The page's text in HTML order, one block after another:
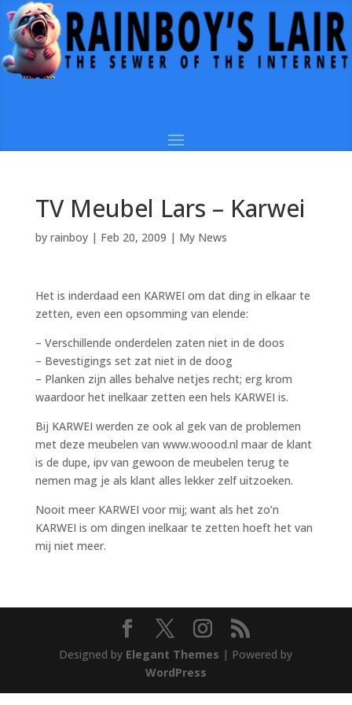
TV Meubel Lars – Karwei
by rainboy| Feb 20, 2009 | My News
Het is inderdaad een KARWEI om dat ding in elkaar te
zetten, even een opsomming van elende:
– Verschillende onderdelen zaten niet in de doos
– Bevestigings set zat niet in de doog
– Planken zijn alles behalve netjes recht; erg krom
waardoor het inelkaar zetten een hels KARWEI is.
Bij KARWEI werden ze ook al gek van de problemen
met deze meubelen van www.woood.nl maar de klant
is de dupe, ipv van gewoon de meubelen terug te
nemen mag je als klant alles lekker zelf uitzoeken.
Nooit meer KARWEI voor mij; want als het zo’n
KARWEI is om dingen inelkaar te zetten hoeft het van
mij niet meer.
Designed by Elegant Themes | Powered by
WordPress